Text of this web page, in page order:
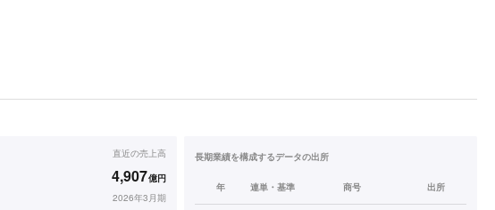
直近の売上高
4,907億円
2026年3月期
長期業績を構成するデータの出所
年 連単・基準 商号 出所